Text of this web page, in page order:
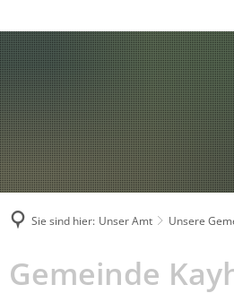
Sie sind hier: Unser Amt Unsere
Gemeinde
Gemeinde